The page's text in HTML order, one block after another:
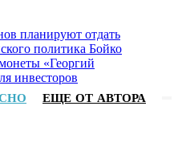
планируют отдать
политика Бойко
«Георгий
инвесторов
ЕЩЕ ОТ АВТОРА